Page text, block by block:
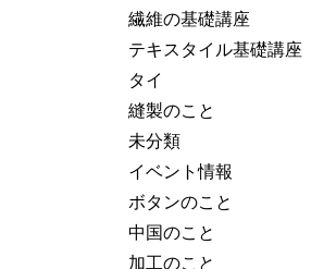
繊維の基礎講座
テキスタイル基礎講座
タイ
縫製のこと
未分類
イベント情報
ボタンのこと
中国のこと
加工のこと